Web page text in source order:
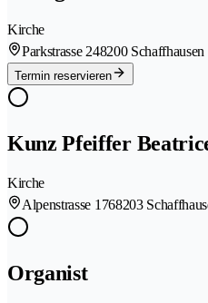
Kirche
Parkstrasse 248200 Schaffhausen
Termin reservieren
Kunz Pfeiffer
Kirche
Alpenstrasse 1768203
Organist